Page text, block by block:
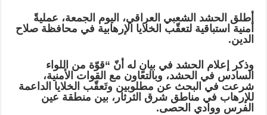
أطلق الحشد الشعبي العراقي، اليوم الجمعة، عمليةً
أمنية استباقية لتعقّب الخلايا الإرهابية في محافظة صلاح
الدين.
وذكر إعلام الحشد في بيانٍ له أنّ “قوّة من اللواء
السادس في الحشد، وبالتعاون مع القوات الأمنية،
شرعت في البحث عن مطلوبين وتَعقّب الخلايا الداعمة
للإرهاب في مناطق شرق الثرثار، بين منطقة عين
الفرس ووادي الحصى.